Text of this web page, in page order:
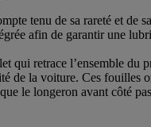
tenu de sa rareté et de
afin de garantir une
qui retrace l’ensemble du
de la voiture. Ces fouilles
le longeron avant côté